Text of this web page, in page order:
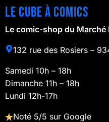
Le cube à comics
Le comic-shop du Marché
132 rue des Rosiers –
Samedi 10h – 18h
Dimanche 11h – 18h
Lundi 12h-17h
Noté 5/5 sur Google